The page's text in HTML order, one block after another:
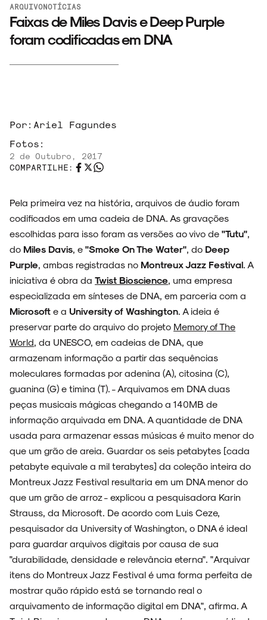
ENTREVISTAS
ESPECIAIS
FAIXA A FAIXA
NOVIDADES
NOIZE RECORD CLUB
SOBRE
ARQUIVONOTÍCIAS
Faixas de Miles Davis e Deep Purple
foram codificadas em DNA
Por: Ariel Fagundes
Fotos:
2 de Outubro, 2017
COMPARTILHE:
Pela primeira vez na história, arquivos de áudio foram
codificados em uma cadeia de DNA. As gravações
escolhidas para isso foram as versões ao vivo de "Tutu",
do Miles Davis, e "Smoke On The Water", do Deep
Purple, ambas registradas no Montreux Jazz Festival. A
iniciativa é obra da Twist Bioscience, uma empresa
especializada em sínteses de DNA, em parceria com a
Microsoft e a University of Washington. A ideia é
preservar parte do arquivo do projeto Memory of The
World, da UNESCO, em cadeias de DNA, que
armazenam informação a partir das sequências
moleculares formadas por adenina (A), citosina (C),
guanina (G) e timina (T). - Arquivamos em DNA duas
peças musicais mágicas chegando a 140MB de
informação arquivada em DNA. A quantidade de DNA
usada para armazenar essas músicas é muito menor do
que um grão de areia. Guardar os seis petabytes [cada
petabyte equivale a mil terabytes] da coleção inteira do
Montreux Jazz Festival resultaria em um DNA menor do
que um grão de arroz - explicou a pesquisadora Karin
Strauss, da Microsoft. De acordo com Luis Ceze,
pesquisador da University of Washington, o DNA é ideal
para guardar arquivos digitais por causa de sua
"durabilidade, densidade e relevância eterna". "Arquivar
itens do Montreux Jazz Festival é uma forma perfeita de
mostrar quão rápido está se tornando real o
arquivamento de informação digital em DNA", afirma. A